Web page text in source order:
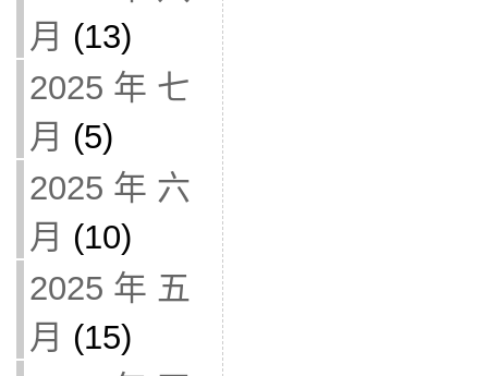
月 (13)
2025 年 七
月 (5)
2025 年 六
月 (10)
2025 年 五
月 (15)